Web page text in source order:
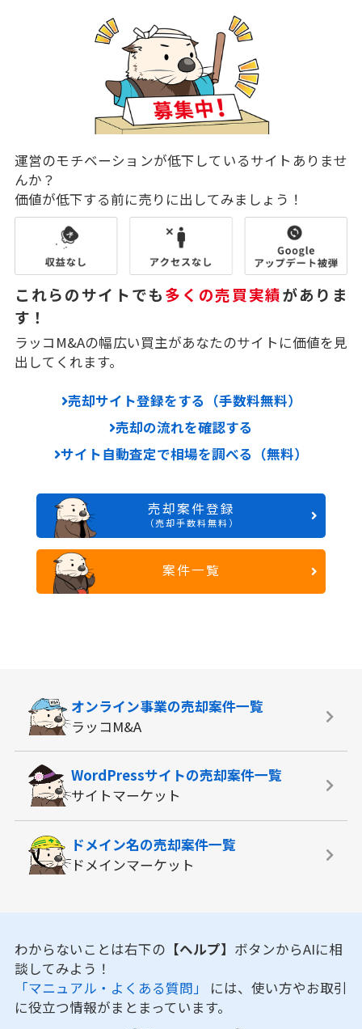
運営のモチベーションが低下しているサイトありませ
んか？
価値が低下する前に売りに出してみましょう！
これらのサイトでも多くの売買実績がありま
す！
ラッコM&Aの幅広い買主があなたのサイトに価値を見
出してくれます。
売却サイト登録をする（手数料無料）
売却の流れを確認する
サイト自動査定で相場を調べる（無料）
売却案件登録
（売却手数料無料）
案件一覧
オンライン事業の売却案件一覧
ラッコM&A
WordPressサイトの売却案件一覧
サイトマーケット
ドメイン名の売却案件一覧
ドメインマーケット
わからないことは右下の 【ヘルプ】 ボタンからAIに相
談してみよう！
「マニュアル・よくある質問」 には、使い方やお取引
に役立つ情報がまとまっています。